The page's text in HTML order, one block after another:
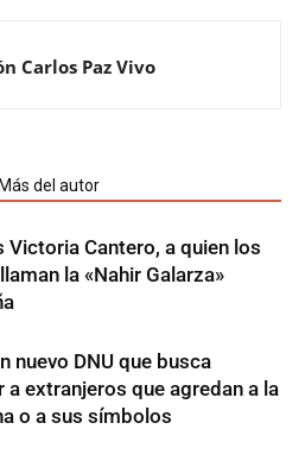
Carlos Paz Vivo
del autor
Victoria Cantero, a quien los
la «Nahir Galarza»
nuevo DNU que busca
a extranjeros que agredan a la
o a sus símbolos